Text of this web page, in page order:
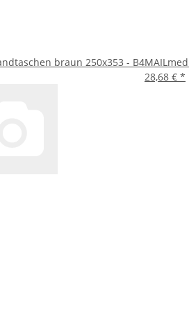
erhalten Sie eine zuverlässige und
braun 250x353 - B4
28,68 € *